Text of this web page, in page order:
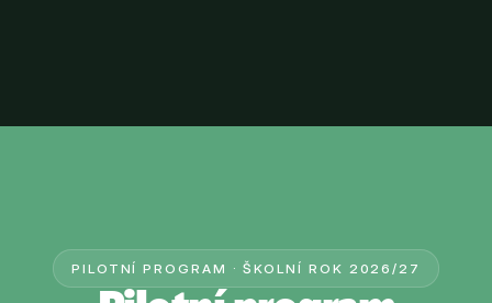
PILOTNÍ PROGRAM · ŠKOLNÍ ROK 2026/27